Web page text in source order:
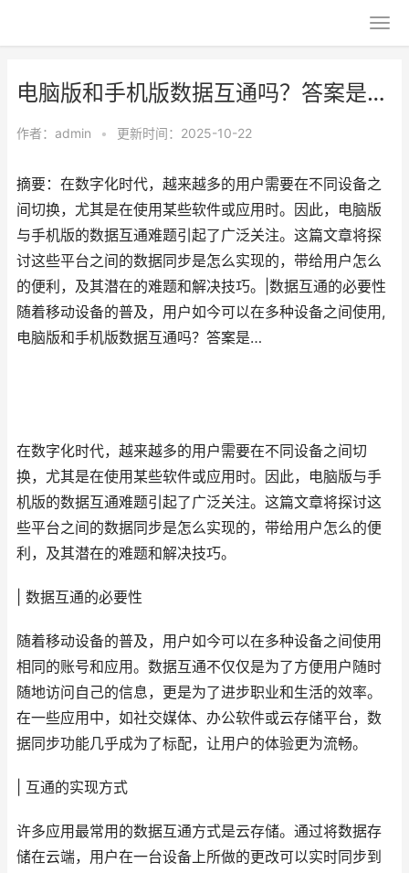
电脑版和手机版数据互通吗？答案是…
作者： admin • 更新时间：2025-10-22
摘要：在数字化时代，越来越多的用户需要在不同设备之
间切换，尤其是在使用某些软件或应用时。因此，电脑版
与手机版的数据互通难题引起了广泛关注。这篇文章将探
讨这些平台之间的数据同步是怎么实现的，带给用户怎么
的便利，及其潜在的难题和解决技巧。|数据互通的必要性
随着移动设备的普及，用户如今可以在多种设备之间使用,
电脑版和手机版数据互通吗？答案是…
在数字化时代，越来越多的用户需要在不同设备之间切
换，尤其是在使用某些软件或应用时。因此，电脑版与手
机版的数据互通难题引起了广泛关注。这篇文章将探讨这
些平台之间的数据同步是怎么实现的，带给用户怎么的便
利，及其潜在的难题和解决技巧。
| 数据互通的必要性
随着移动设备的普及，用户如今可以在多种设备之间使用
相同的账号和应用。数据互通不仅仅是为了方便用户随时
随地访问自己的信息，更是为了进步职业和生活的效率。
在一些应用中，如社交媒体、办公软件或云存储平台，数
据同步功能几乎成为了标配，让用户的体验更为流畅。
| 互通的实现方式
许多应用最常用的数据互通方式是云存储。通过将数据存
储在云端，用户在一台设备上所做的更改可以实时同步到